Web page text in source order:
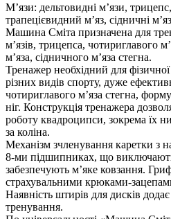
М’язи: дельтовидні м’язи,
трапецієвидний м’яз, сідничні
Машина Сміта призначена для
м’язів, трицепса, чотириглавого
м’яза, сідничного м’яза стегна.
Тренажер необхідний для
різних видів спорту, дуже
чотириглавого м’яза стегна,
ніг. Конструкція тренажера
роботу квадроципси, зокрема їх
за коліна.
Механізм зчленування каретки з
8-ми підшипниках, що виключають
забезпечують м’яке ковзання.
страхувальними крюками-
Наявність штирів для дисків
тренування.